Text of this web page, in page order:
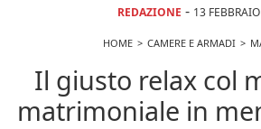
REDAZIONE - 13
HOME CAMERE E ARMADI
Il giusto relax col
matrimoniale in